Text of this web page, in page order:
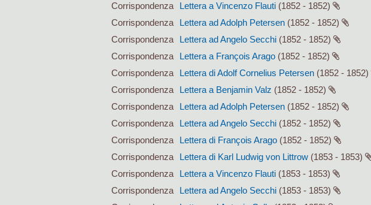
Corrispondenza
Lettera a Vincenzo Flauti (1852 - 1852)
Corrispondenza
Lettera ad Adolph Petersen (1852 - 1852)
Corrispondenza
Lettera ad Angelo Secchi (1852 - 1852)
Corrispondenza
Lettera a François Arago (1852 - 1852)
Corrispondenza
Lettera di Adolf Cornelius Petersen (1852 - 1852)
Corrispondenza
Lettera a Benjamin Valz (1852 - 1852)
Corrispondenza
Lettera ad Adolph Petersen (1852 - 1852)
Corrispondenza
Lettera ad Angelo Secchi (1852 - 1852)
Corrispondenza
Lettera di François Arago (1852 - 1852)
Corrispondenza
Lettera di Karl Ludwig von Littrow (1853 - 1853)
Corrispondenza
Lettera a Vincenzo Flauti (1853 - 1853)
Corrispondenza
Lettera ad Angelo Secchi (1853 - 1853)